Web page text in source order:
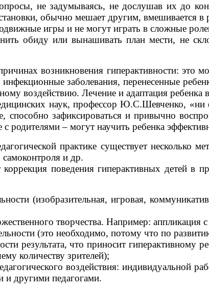
не задумываясь, не дослушав их до
обычно мешает другим, вмешивается
игры и не могут играть в сложные
обиду или вынашивать план мести, не
возникновения гиперактивности: это
заболевания, перенесенные
воздействию. Лечение и адаптация
наук, профессор Ю.С.Шевченко, «ни
способно зафиксироваться и привычно
с родителями – могут научить ребенка
практике существует несколько
и др.
поведения гиперактивных детей в
(изобразительная, игровая,
творчества. Например:
(это необходимо, потому что по
результата, что приносит
количеству зрителей);
воздействия: индивидуальной
и другими педагогами.